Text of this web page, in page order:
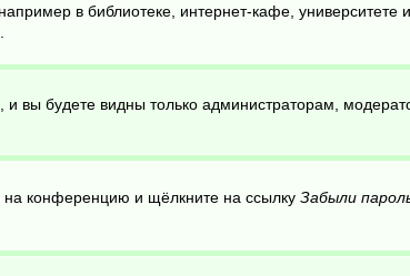
в библиотеке, интернет-кафе, университете и
, и вы будете видны только администраторам,
на конференцию и щёлкните на ссылку Забыли